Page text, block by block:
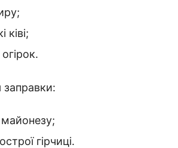
ківі;
заправки:
гірчиці.